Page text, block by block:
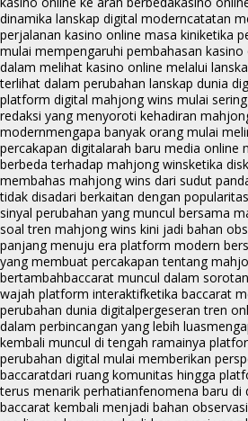
dinamika lanskap digital moderncatatan
perjalanan kasino online masa kiniketika
mulai mempengaruhi pembahasan kasino
dalam melihat kasino online melalui
terlihat dalam perubahan lanskap dunia
platform digital mahjong wins mulai
redaksi yang menyoroti kehadiran
modernmengapa banyak orang mulai
percakapan digitalarah baru media online
berbeda terhadap mahjong winsketika
membahas mahjong wins dari sudut
tidak disadari berkaitan dengan
sinyal perubahan yang muncul bersama
soal tren mahjong wins kini jadi bahan
panjang menuju era platform modern
yang membuat percakapan tentang
bertambahbaccarat muncul dalam
wajah platform interaktifketika baccarat
perubahan dunia digitalpergeseran tren
dalam perbincangan yang lebih luas
kembali muncul di tengah ramainya
perubahan digital mulai memberikan
baccaratdari ruang komunitas hingga
terus menarik perhatianfenomena baru di
baccarat kembali menjadi bahan observasi